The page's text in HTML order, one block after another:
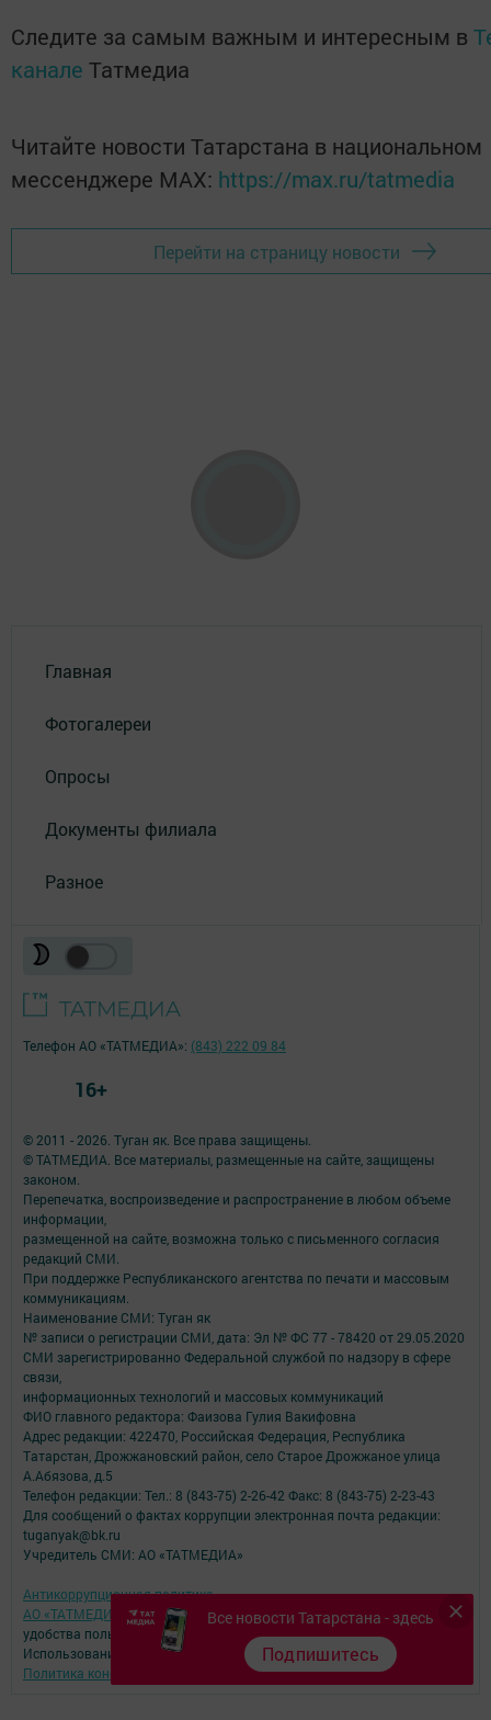
Следите за самым важным и интересным в
канале Татмедиа
Читайте новости Татарстана в национальном
мессенджере MАХ: https://max.ru/tatmedia
Перейти на страницу новости
Главная
Фотогалереи
Опросы
Документы филиала
Разное
Все новости Татарстана - здесь
Подпишитесь
© 2011 - 2026. Туган як. Все права защищены.
© ТАТМЕДИА. Все материалы, размещенные на сайте, защищены
законом.
Перепечатка, воспроизведение и распространение в любом объеме
информации,
размещенной на сайте, возможна только с письменного согласия
редакций СМИ.
При поддержке Республиканского агентства по печати и массовым
коммуникациям.
Наименование СМИ: Туган як
№ записи о регистрации СМИ, дата: Эл № ФС 77 - 78420 от 29.05.2020
СМИ зарегистрированно Федеральной службой по надзору в сфере
связи,
информационных технологий и массовых коммуникаций
ФИО главного редактора: Фаизова Гулия Вакифовна
Адрес редакции: 422470, Российская Федерация, Республика
Татарстан, Дрожжановский район, село Старое Дрожжаное улица
А.Абязова, д.5
Телефон редакции: Тел.: 8 (843-75) 2-26-42 Факс: 8 (843-75) 2-23-43
Для сообщений о фактах коррупции электронная почта редакции:
tuganyak@bk.ru
Учредитель СМИ: АО «ТАТМЕДИА»
Антикоррупционная политика
АО «ТАТМЕДИА» использует «cookie»для персонализации сервисов и
удобства пользователей сайтом.
Использование «cookie» можно отменить в настройках браузера.
Политика конфиденциальности
Телефон АО «ТАТМЕДИА»: (843) 222 09 84
16+